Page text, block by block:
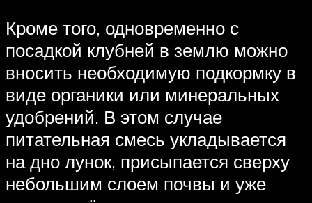
Кроме того, одновременно с
посадкой клубней в землю можно
вносить необходимую подкормку в
виде органики или минеральных
удобрений. В этом случае
питательная смесь укладывается
на дно лунок, присыпается сверху
небольшим слоем почвы и уже